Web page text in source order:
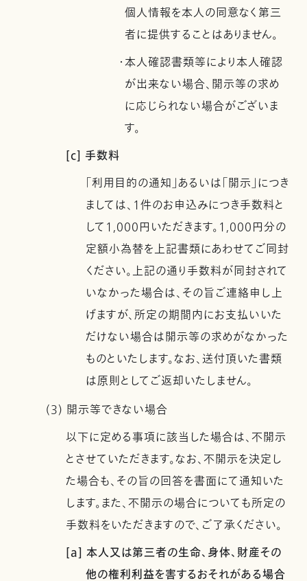
個人情報を本人の同意なく第三
者に提供することはありません。
・本人確認書類等により本人確認
が出来ない場合、開示等の求め
に応じられない場合がございま
す。
[c] 手数料
「利用目的の通知」あるいは「開示」につき
ましては、1件のお申込みにつき手数料と
して1,000円いただきます。1,000円分の
定額小為替を上記書類にあわせてご同封
ください。上記の通り手数料が同封されて
いなかった場合は、その旨ご連絡申し上
げますが、所定の期間内にお支払いいた
だけない場合は開示等の求めがなかった
ものといたします。なお、送付頂いた書類
は原則としてご返却いたしません。
(3) 開示等できない場合
以下に定める事項に該当した場合は、不開示
とさせていただきます。なお、不開示を決定し
た場合も、その旨の回答を書面にて通知いた
します。また、不開示の場合についても所定の
手数料をいただきますので、ご了承ください。
[a] 本人又は第三者の生命、身体、財産その
他の権利利益を害するおそれがある場合